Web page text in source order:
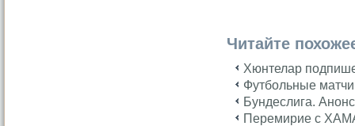
Читайте
Хюнтелар
Футбольные
Бундеслига.
Перемирие с